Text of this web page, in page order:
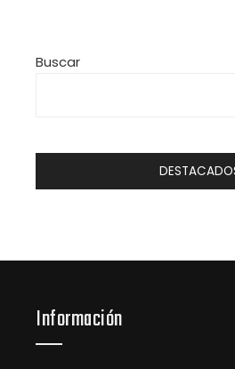
Buscar
Información